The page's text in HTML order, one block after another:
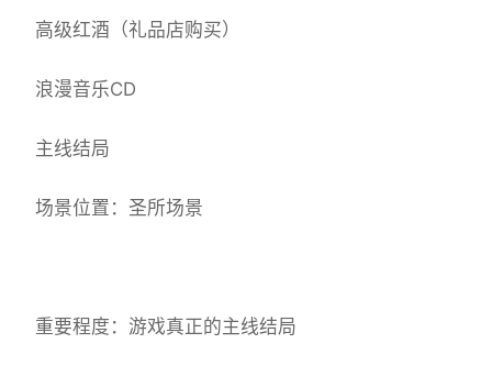
高级红酒（礼品店购买）
浪漫音乐CD
主线结局
场景位置：圣所场景
重要程度：游戏真正的主线结局